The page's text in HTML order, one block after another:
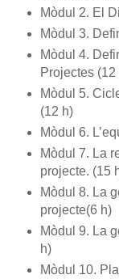
Mòdul 2. El
Mòdul 3.
Mòdul 4.
Projectes (12
Mòdul 5.
(12 h)
Mòdul 6.
Mòdul 7. La
projecte. (15
Mòdul 8. La
projecte(6 h)
Mòdul 9. La
h)
Mòdul 10.